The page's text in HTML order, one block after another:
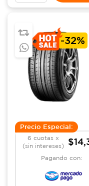
-32%
Precio Especial:
6 cuotas x
(sin intereses)
Pagando con: